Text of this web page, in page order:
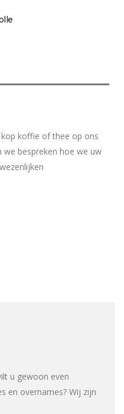
koffie of thee op ons
we bespreken hoe we uw
u gewoon even
en overnames? Wij zijn